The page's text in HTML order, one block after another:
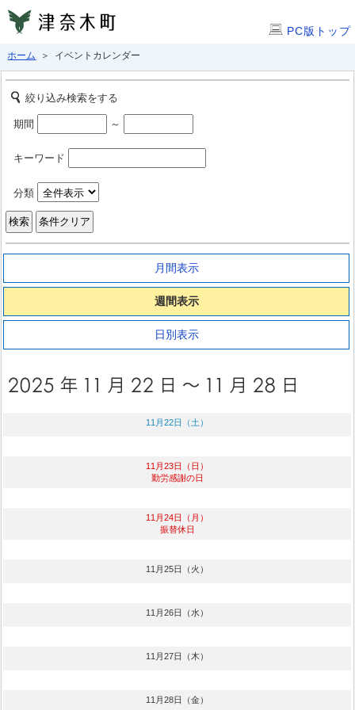
PC版トップ
ホーム ＞ イベントカレンダー
絞り込み検索をする
期間 ～
キーワード
分類
月間表示
週間表示
日別表示
11月22日（土）
11月23日（日）
勤労感謝の日
11月24日（月）
振替休日
11月25日（火）
11月26日（水）
11月27日（木）
11月28日（金）